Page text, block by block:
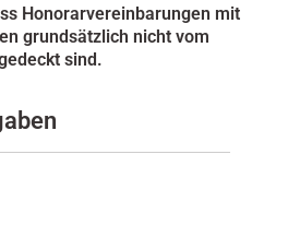
Honorarvereinbarungen mit
grundsätzlich nicht vom
sind.